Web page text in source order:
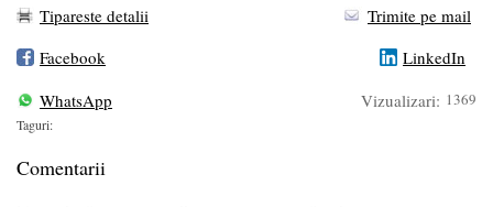
Tipareste detalii
Trimite pe mail
Facebook
LinkedIn
WhatsApp
Vizualizari: 1369
Taguri:
Comentarii